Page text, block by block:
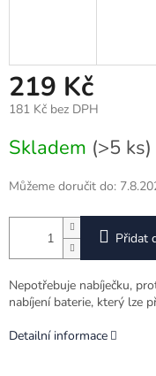
219 Kč
181 Kč bez DPH
cena:
Skladem (>5 ks)
Můžeme doručit do:
Přidat
Nepotřebuje nabíječku,
nabíjení baterie, který lze
Detailní informace